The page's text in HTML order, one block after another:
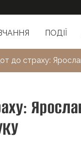
ПОДІЇ
до страху: